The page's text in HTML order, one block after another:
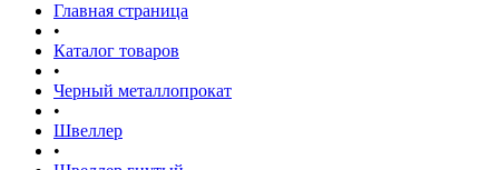
Главная страница
•
Каталог товаров
•
Черный металлопрокат
•
Швеллер
•